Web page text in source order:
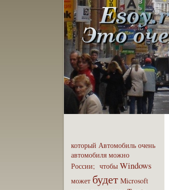
который Автомобиль очень
автомобиля можно
России; чтобы Windows
может будет Microsoft